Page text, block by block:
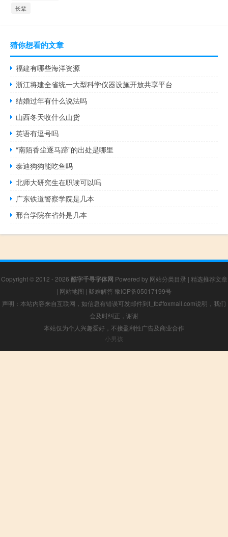
长辈
猜你想看的文章
福建有哪些海洋资源
浙江将建全省统一大型科学仪器设施开放共享平台
结婚过年有什么说法吗
山西冬天收什么山货
英语有逗号吗
“南陌香尘逐马蹄”的出处是哪里
泰迪狗狗能吃鱼吗
北师大研究生在职读可以吗
广东铁道警察学院是几本
邢台学院在省外是几本
Copyright © 2012 - 2026 酷字千寻字体网 Powered by 网站分类目录 | 精选推荐文章
| 网站地图 | 疑难解答 豫ICP备05017199号
声明：本站内容来自互联网，如信息有错误可发邮件到f_fb#foxmail.com说明，我们
会及时纠正，谢谢
本站仅为个人兴趣爱好，不接盈利性广告及商业合作
小男孩